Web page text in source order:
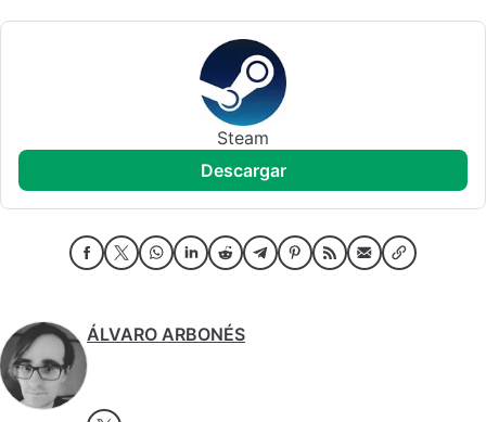
Steam
descargar
ÁLVARO ARBONÉS